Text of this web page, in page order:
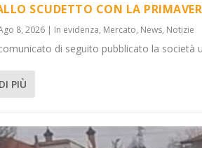
SCUDETTO CON LA
8, 2026 | In evidenza, Mercato, News, Notizie
di seguito pubblicato la società
PIÙ